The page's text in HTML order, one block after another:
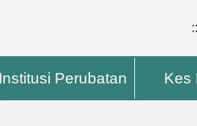
Institusi Perubatan Kes